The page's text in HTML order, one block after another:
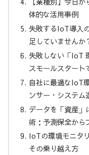
体的な活用事例
失敗するIoT導入
足していませんか
失敗しない「IoT
スモールスター
自社に最適なIoT
ンサー・システム
データを「資産
術：予測保全から
IoTの環境モニタ
その乗り越え方